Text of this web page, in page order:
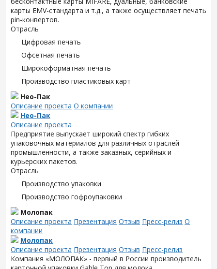
карты EMV-стандарта и т.д., а также осуществляет печать
pin-конвертов.
Отрасль
Цифровая печать
Офсетная печать
Широкоформатная печать
Производство пластиковых карт
Нео-Пак
Описание проекта О компании
Нео-Пак
Описание проекта
Предприятие выпускает широкий спектр гибких
упаковочных материалов для различных отраслей
промышленности, а также заказных, серийных и
курьерских пакетов.
Отрасль
Производство упаковки
Производство гофроупаковки
Молопак
Описание проекта Презентация Отзыв Пресс-релиз О
компании
Молопак
Описание проекта Презентация Отзыв Пресс-релиз
Компания «МОЛОПАК» - первый в России производитель